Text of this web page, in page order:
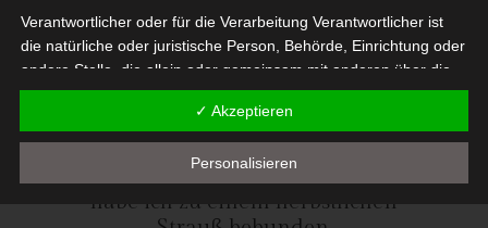
Die Blumen aus dem Garten
habe ich zu einem herbstlichen
Verantwortlicher oder für die Verarbeitung Verantwortlicher ist
die natürliche oder juristische Person, Behörde, Einrichtung oder
andere Stelle, die allein oder gemeinsam mit anderen über die
Zwecke und Mittel der Verarbeitung von personenbezogenen
Daten entscheidet. Sind die Zwecke und Mittel dieser
Verarbeitung durch das Unionsrecht oder das Recht der
Mitgliedstaaten vorgegeben, so kann der Verantwortliche
beziehungsweise können die bestimmten Kriterien seiner
Benennung nach dem Unionsrecht oder dem Recht der
✓ Akzeptieren
Personalisieren